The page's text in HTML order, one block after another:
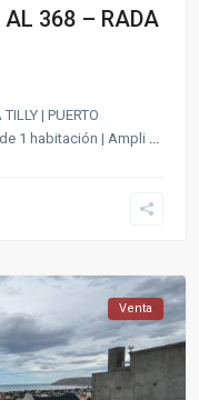
AL 368 – RADA
| PUERTO
1 habitación | Ampli
Venta